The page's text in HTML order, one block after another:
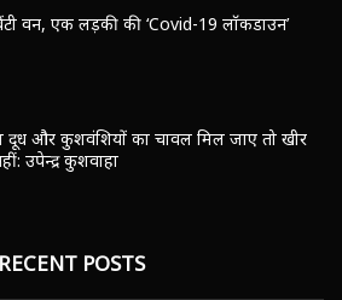
वन, एक लड़की की ‘Covid-19 लॉकडाउन’
दूध और कुशवंशियों का चावल मिल जाए तो खीर
उपेन्द्र कुशवाहा
RECENT POSTS